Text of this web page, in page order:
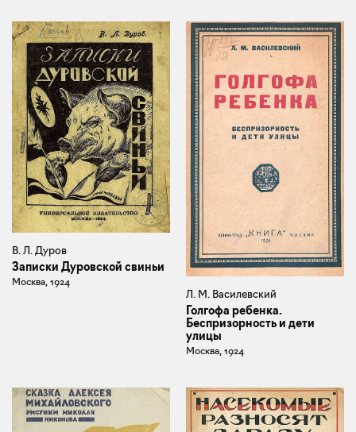
В. Л. Дуров
Записки Дуровской свиньи
Москва, 1924
Л. М. Василевский
Голгофа ребенка.
Беспризорность и дети
улицы
Москва, 1924